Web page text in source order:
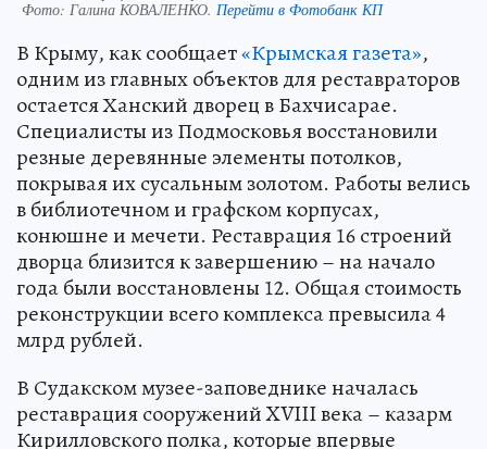
Фото: Галина КОВАЛЕНКО. Перейти в Фотобанк КП
В Крыму, как сообщает«Крымская газета»,
одним из главных объектов для реставраторов
остается Ханский дворец в Бахчисарае.
Специалисты из Подмосковья восстановили
резные деревянные элементы потолков,
покрывая их сусальным золотом. Работы велись
в библиотечном и графском корпусах,
конюшне и мечети. Реставрация 16 строений
дворца близится к завершению – на начало
года были восстановлены 12. Общая стоимость
реконструкции всего комплекса превысила 4
млрд рублей.
В Судакском музее-заповеднике началась
реставрация сооружений XVIII века – казарм
Кирилловского полка, которые впервые